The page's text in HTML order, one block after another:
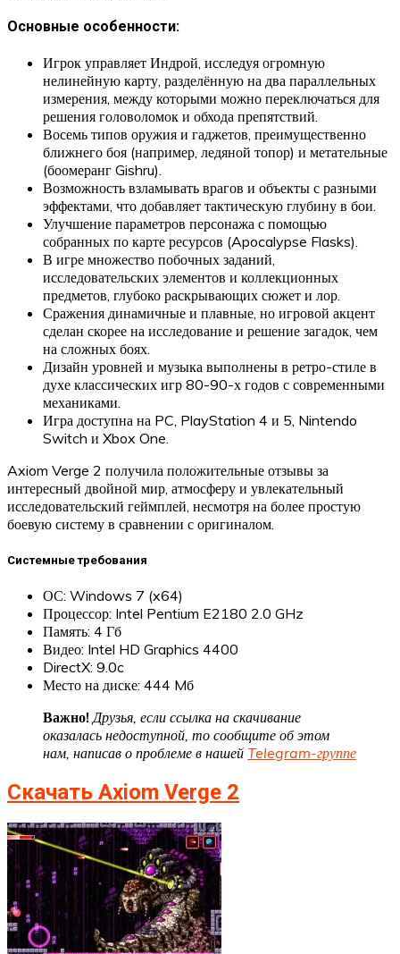
Основные особенности:
Игрок управляет Индрой, исследуя огромную
нелинейную карту, разделённую на два параллельных
измерения, между которыми можно переключаться для
решения головоломок и обхода препятствий.
Восемь типов оружия и гаджетов, преимущественно
ближнего боя (например, ледяной топор) и метательные
(боомеранг Gishru).
Возможность взламывать врагов и объекты с разными
эффектами, что добавляет тактическую глубину в бои.
Улучшение параметров персонажа с помощью
собранных по карте ресурсов (Apocalypse Flasks).
В игре множество побочных заданий,
исследовательских элементов и коллекционных
предметов, глубоко раскрывающих сюжет и лор.
Сражения динамичные и плавные, но игровой акцент
сделан скорее на исследование и решение загадок, чем
на сложных боях.
Дизайн уровней и музыка выполнены в ретро-стиле в
духе классических игр 80-90-х годов с современными
механиками.
Игра доступна на PC, PlayStation 4 и 5, Nintendo
Switch и Xbox One.
Axiom Verge 2 получила положительные отзывы за
интересный двойной мир, атмосферу и увлекательный
исследовательский геймплей, несмотря на более простую
боевую систему в сравнении с оригиналом.
Системные требования
ОС: Windows 7 (x64)
Процессор: Intel Pentium E2180 2.0 GHz
Память: 4 Гб
Видео: Intel HD Graphics 4400
DirectX: 9.0c
Место на диске: 444 Mб
Важно! Друзья, если ссылка на скачивание
оказалась недоступной, то сообщите об этом
нам, написав о проблеме в нашей Telegram-группе
Скачать Axiom Verge 2